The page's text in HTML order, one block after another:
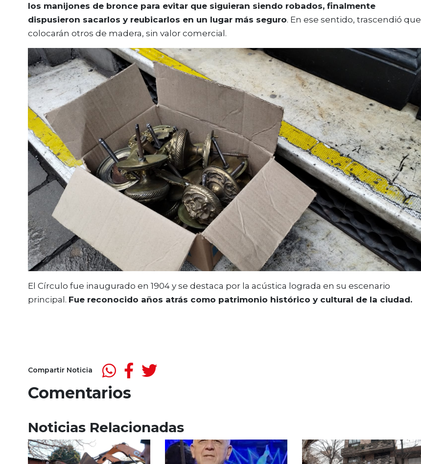
los manijones de bronce para evitar que siguieran siendo robados, finalmente
dispusieron sacarlos y reubicarlos en un lugar más seguro. En ese sentido, trascendió que
colocarán otros de madera, sin valor comercial.
El Círculo fue inaugurado en 1904 y se destaca por la acústica lograda en su escenario
principal. Fue reconocido años atrás como patrimonio histórico y cultural de la ciudad.
Compartir Noticia
Comentarios
Noticias Relacionadas